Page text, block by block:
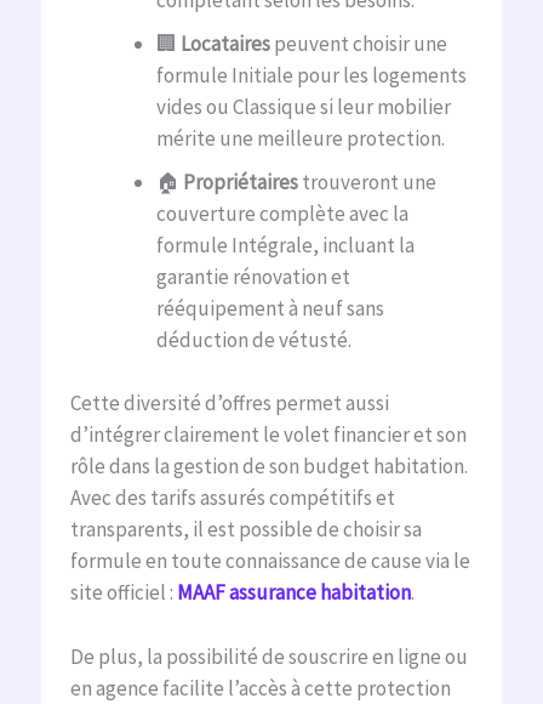
🏢 Locatairespeuvent choisir une
formule Initiale pour les logements
vides ou Classique si leur mobilier
mérite une meilleure protection.
🏠 Propriétairestrouveront une
couverture complète avec la
formule Intégrale, incluant la
garantie rénovation et
rééquipement à neuf sans
déduction de vétusté.
Cette diversité d’offres permet aussi
d’intégrer clairement le volet financier et son
rôle dans la gestion de son budget habitation.
Avec des tarifs assurés compétitifs et
transparents, il est possible de choisir sa
formule en toute connaissance de cause via le
site officiel : MAAF assurance habitation.
De plus, la possibilité de souscrire en ligne ou
en agence facilite l’accès à cette protection